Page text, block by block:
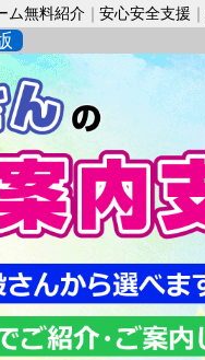
ム無料紹介 安心安全支援